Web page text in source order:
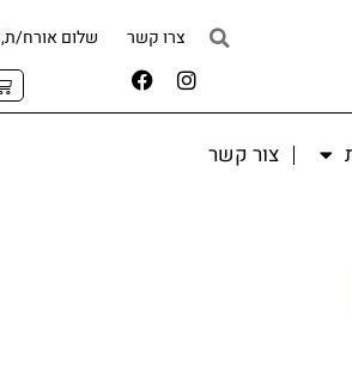
צרו קשר שלום אורח/ת,
צור קשר